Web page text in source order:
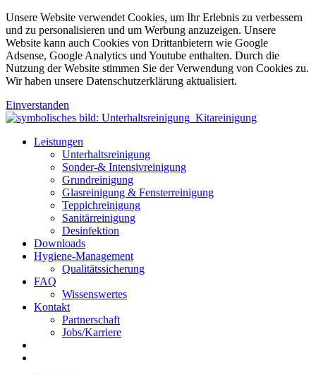
Unsere Website verwendet Cookies, um Ihr Erlebnis zu verbessern
und zu personalisieren und um Werbung anzuzeigen. Unsere
Website kann auch Cookies von Drittanbietern wie Google
Adsense, Google Analytics und Youtube enthalten. Durch die
Nutzung der Website stimmen Sie der Verwendung von Cookies zu.
Wir haben unsere Datenschutzerklärung aktualisiert.
Einverstanden
Leistungen
Unterhaltsreinigung
Sonder-& Intensivreinigung
Grundreinigung
Glasreinigung & Fensterreinigung
Teppichreinigung
Sanitärreinigung
Desinfektion
Downloads
Hygiene-Management
Qualitätssicherung
FAQ
Wissenswertes
Kontakt
Partnerschaft
Jobs/Karriere